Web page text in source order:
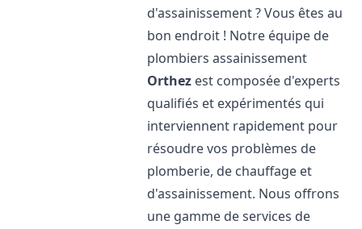
d'assainissement ? Vous êtes au
bon endroit ! Notre équipe de
plombiers assainissement
Orthez est composée d'experts
qualifiés et expérimentés qui
interviennent rapidement pour
résoudre vos problèmes de
plomberie, de chauffage et
d'assainissement. Nous offrons
une gamme de services de